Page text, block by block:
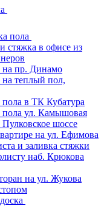
пола
стяжка в офисе из
на пр. Динамо
на теплый пол,
пола в ТК Кубатура
пола ул. Камышовая
шоссе
на ул. Ефимова
и заливка стяжки
наб. Крюкова
на ул. Жукова